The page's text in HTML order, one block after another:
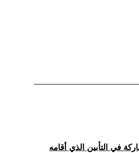
في التأبين الذي أقامه